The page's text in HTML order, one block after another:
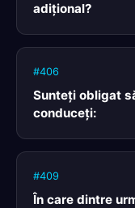
adiţional?
#406
Sunteți obligat
conduceți:
#409
În care dintre